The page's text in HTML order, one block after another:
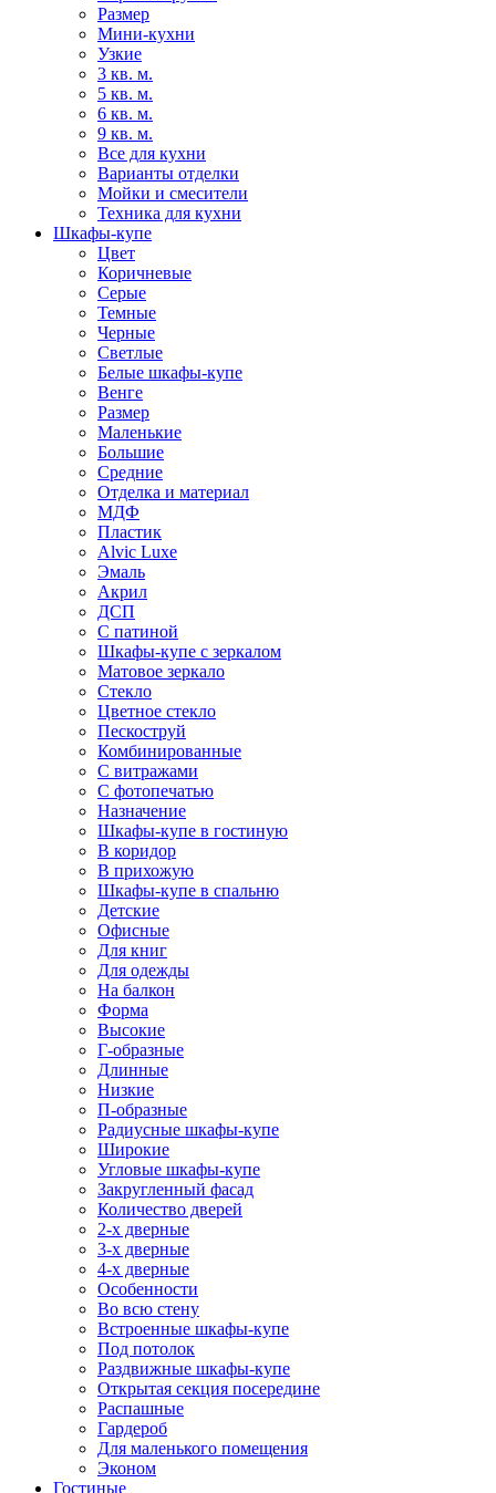
Размер
Мини-кухни
Узкие
3 кв. м.
5 кв. м.
6 кв. м.
9 кв. м.
Все для кухни
Варианты отделки
Мойки и смесители
Техника для кухни
Шкафы-купе
Цвет
Коричневые
Серые
Темные
Черные
Светлые
Белые шкафы-купе
Венге
Размер
Маленькие
Большие
Средние
Отделка и материал
МДФ
Пластик
Alvic Luxe
Эмаль
Акрил
ДСП
С патиной
Шкафы-купе с зеркалом
Матовое зеркало
Стекло
Цветное стекло
Пескоструй
Комбинированные
С витражами
С фотопечатью
Назначение
Шкафы-купе в гостиную
В коридор
В прихожую
Шкафы-купе в спальню
Детские
Офисные
Для книг
Для одежды
На балкон
Форма
Высокие
Г-образные
Длинные
Низкие
П-образные
Радиусные шкафы-купе
Широкие
Угловые шкафы-купе
Закругленный фасад
Количество дверей
2-х дверные
3-х дверные
4-х дверные
Особенности
Во всю стену
Встроенные шкафы-купе
Под потолок
Раздвижные шкафы-купе
Открытая секция посередине
Распашные
Гардероб
Для маленького помещения
Эконом
Гостиные